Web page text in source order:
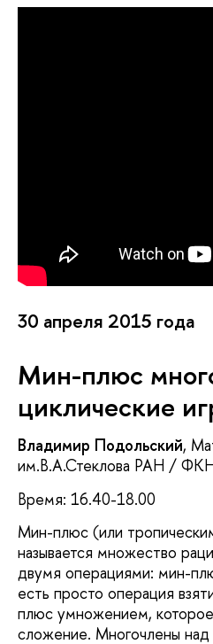
30 апреля 2015 года
Мин-плюс
циклические
Владимир Подольский,
им.В.А.Стеклова РАН /
Время: 16.40-18.00
Мин-плюс (или
называется множество
двумя операциями: мин-
есть просто операция
плюс умножением,
сложение. Многочлены